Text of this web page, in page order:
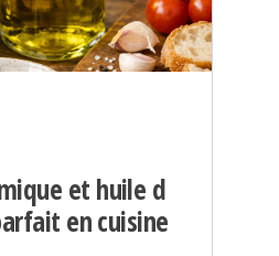
et huile d
en cuisine